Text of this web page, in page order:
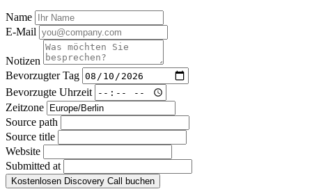
Name
E-Mail
Notizen
Bevorzugter Tag
Bevorzugte Uhrzeit
Zeitzone
Source path
Source title
Website
Submitted at
Kostenlosen Discovery Call buchen